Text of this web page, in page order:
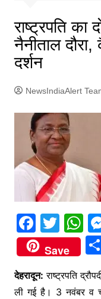
राष्ट्रपति का
नैनीताल
दर्शन
NewsIndiaAlert
F
a
c
e
T
w
itt
er
W
h
at
s
Save
देहरादून: राष्ट्रपति
ली गई है। 3 नवंबर व